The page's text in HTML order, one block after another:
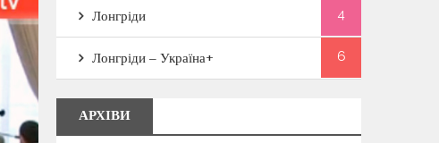
Лонгріди 4
Лонгріди – Україна+ 6
АРХІВИ